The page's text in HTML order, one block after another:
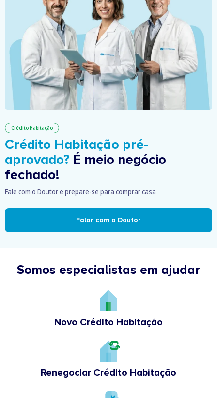
Crédito Habitação
Crédito Habitação pré-
aprovado? É meio negócio
fechado!
Fale com o Doutor e prepare-se para comprar casa
Falar com o Doutor
Somos especialistas em ajudar
Novo Crédito Habitação
Renegociar Crédito Habitação